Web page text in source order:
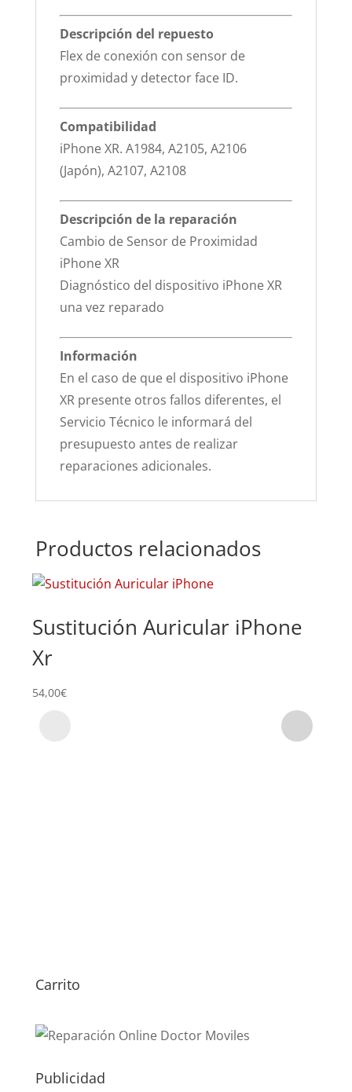
Descripción del repuesto
Flex de conexión con sensor de
proximidad y detector face ID.
Compatibilidad
iPhone XR. A1984, A2105, A2106
(Japón), A2107, A2108
Descripción de la reparación
Cambio de Sensor de Proximidad
iPhone XR
Diagnóstico del dispositivo iPhone XR
una vez reparado
Información
En el caso de que el dispositivo iPhone
XR presente otros fallos diferentes, el
Servicio Técnico le informará del
presupuesto antes de realizar
reparaciones adicionales.
Productos relacionados
Sustitución Auricular iPhone
Xr
54,00€
Carrito
Publicidad